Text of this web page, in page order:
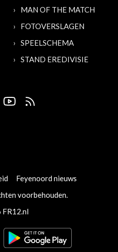
MAN OF THE MATCH
FOTOVERSLAGEN
SPEELSCHEMA
STAND EREDIVISIE
Feyenoord nieuws
voorbehouden.